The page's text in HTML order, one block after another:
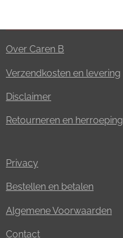
Over Caren B
Verzendkosten en levering
Disclaimer
Retourneren en herroeping
Privacy
Bestellen en betalen
Algemene Voorwaarden
Contact